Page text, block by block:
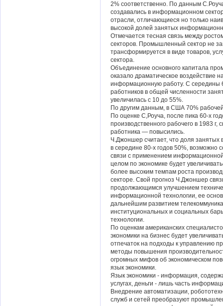
2% соответственно. По данным
создавались в информационном
отрасли, отличающиеся но только
высокой долей занятых
Отмечается тесная связь между
секторов. Промышленный сектор не
трансформируется в виде товаров,
сектора.
Объединение основного капитала
оказало драматическое воздействие
информационную работу. С середины
работников в общей численности
увеличилась с 10 до 55%.
По другим данным, в США 70%
По оценке С,Роуча, после пика 60-х
производственного рабочего в 1983
работника — повысились.
Ч.Джоншер считает, что доля
в середине 80-х годов 50%, возможно
связи с применением
целом по экономике будет
более высоким темпам роста
секторе. Свой прогноз Ч.Джоншер
продолжающимся улучшением
информационной технологии, ее
дальнейшим развитием
институциональных и социальных
технологии.
По оценкам американских
экономики на бизнес будет
отпечаток на подходы к управлению
методы повышения
огромных мифов об экономическом
язык экономики.
Язык экономики - информация,
услугах, деньги - лишь часть
Внедрение автоматизации,
служб и сетей преобразуют